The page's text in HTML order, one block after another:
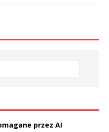
przez AI